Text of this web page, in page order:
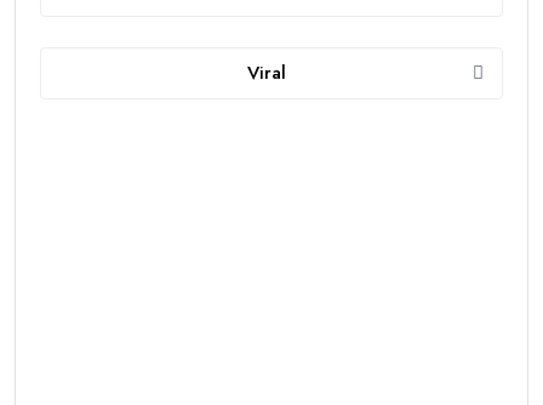
Viral